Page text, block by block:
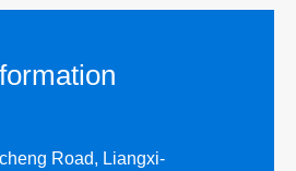
Road, Liangxi-